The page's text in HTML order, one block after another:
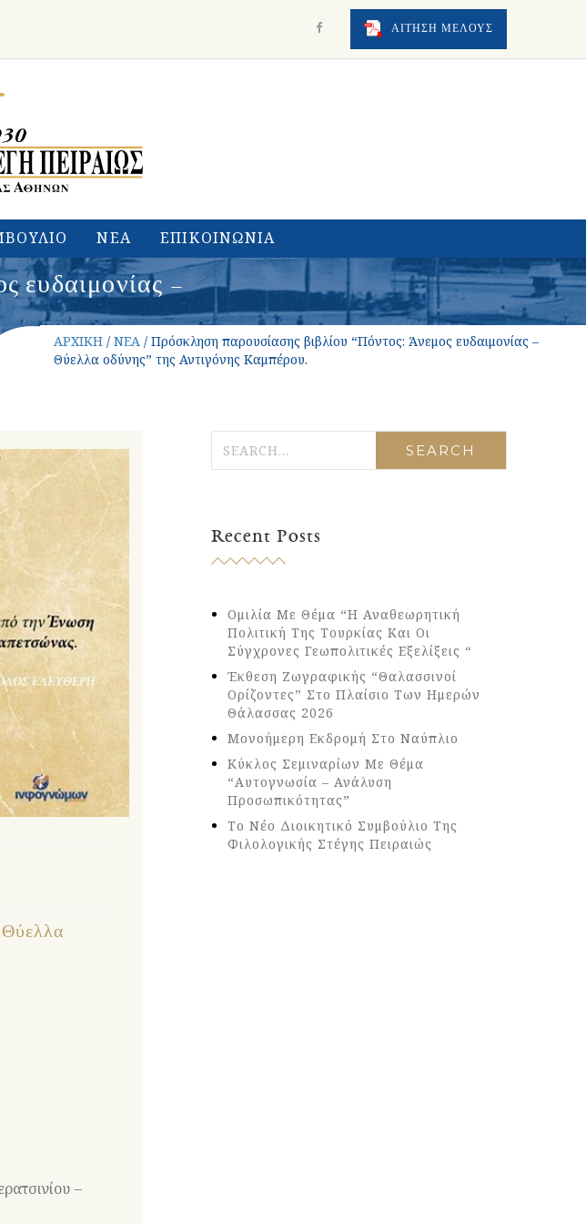
ΑΙΤΗΣΗ ΜΕΛΟΥΣ
ΝΕΑ ΕΠΙΚΟΙΝΩΝΙΑ
ευδαιμονίας –
ΑΡΧΙΚΗ / ΝΕΑ / Πρόσκληση παρουσίασης βιβλίου “Πόντος: Άνεμος ευδαιμονίας –
Θύελλα οδύνης” της Αντιγόνης Καμπέρου.
Θύελλα
–
Recent Posts
Ομιλία Με Θέμα “Η Αναθεωρητική
Πολιτική Της Τουρκίας Και Οι
Σύγχρονες Γεωπολιτικές Εξελίξεις “
Έκθεση Ζωγραφικής “Θαλασσινοί
Ορίζοντες” Στο Πλαίσιο Των Ημερών
Θάλασσας 2026
Μονοήμερη Εκδρομή Στο Ναύπλιο
Κύκλος Σεμιναρίων Με Θέμα
“Αυτογνωσία – Ανάλυση
Προσωπικότητας”
Το Νέο Διοικητικό Συμβούλιο Της
Φιλολογικής Στέγης Πειραιώς